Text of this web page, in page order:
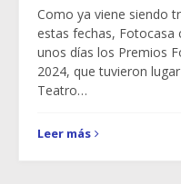
Como ya viene siendo
estas fechas, Fotocasa
unos días los Premios
2024, que tuvieron
Teatro…
Leer más